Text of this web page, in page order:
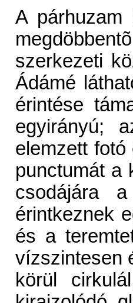
A párhuzam
szerkezeti
Ádámé
érintése
egyirányú;
elemzett
punctumát a
csodájára
érintkeznek
és a
vízszintesen
körül